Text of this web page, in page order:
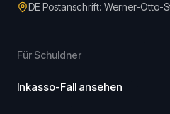
DE Postanschrift: Werner-Otto-
Für Schuldner
Inkasso-Fall ansehen